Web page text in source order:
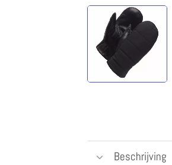
Beschrijving